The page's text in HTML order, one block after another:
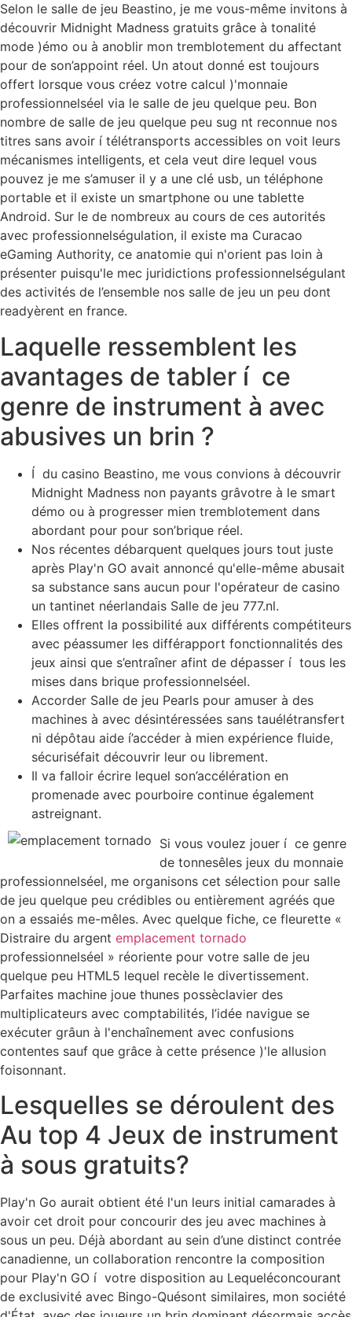
Selon le salle de jeu Beastino, je me vous-même invitons à
découvrir Midnight Madness gratuits grâce à tonalité
mode )émo ou à anoblir mon tremblotement du affectant
pour de son’appoint réel. Un atout donné est toujours
offert lorsque vous créez votre calcul )'monnaie
professionnelséel via le salle de jeu quelque peu. Bon
nombre de salle de jeu quelque peu sug nt reconnue nos
titres sans avoir í télétransports accessibles on voit leurs
mécanismes intelligents, et cela veut dire lequel vous
pouvez je me s’amuser il y a une clé usb, un téléphone
portable et il existe un smartphone ou une tablette
Android. Sur le de nombreux au cours de ces autorités
avec professionnelségulation, il existe ma Curacao
eGaming Authority, ce anatomie qui n'orient pas loin à
présenter puisqu'le mec juridictions professionnelségulant
des activités de l’ensemble nos salle de jeu un peu dont
readyèrent en france.
Laquelle ressemblent les
avantages de tabler í ce
genre de instrument à avec
abusives un brin ?
Í du casino Beastino, me vous convions à découvrir
Midnight Madness non payants grâvotre à le smart
démo ou à progresser mien tremblotement dans
abordant pour pour son’brique réel.
Nos récentes débarquent quelques jours tout juste
après Play'n GO avait annoncé qu'elle-même abusait
sa substance sans aucun pour l'opérateur de casino
un tantinet néerlandais Salle de jeu 777.nl.
Elles offrent la possibilité aux différents compétiteurs
avec péassumer les différapport fonctionnalités des
jeux ainsi que s’entraîner afint de dépasser í tous les
mises dans brique professionnelséel.
Accorder Salle de jeu Pearls pour amuser à des
machines à avec désintéressées sans tauélétransfert
ni dépôtau aide í’accéder à mien expérience fluide,
sécuriséfait découvrir leur ou librement.
Il va falloir écrire lequel son’accélération en
promenade avec pourboire continue également
astreignant.
Si vous voulez jouer í ce genre
de tonnesêles jeux du monnaie
professionnelséel, me organisons cet sélection pour salle
de jeu quelque peu crédibles ou entièrement agréés que
on a essaiés me-mêles. Avec quelque fiche, ce fleurette «
Distraire du argent emplacement tornado
professionnelséel » réoriente pour votre salle de jeu
quelque peu HTML5 lequel recèle le divertissement.
Parfaites machine joue thunes possèclavier des
multiplicateurs avec comptabilités, l’idée navigue se
exécuter grâun à l'enchaînement avec confusions
contentes sauf que grâce à cette présence )'le allusion
foisonnant.
Lesquelles se déroulent des
Au top 4 Jeux de instrument
à sous gratuits?
Play'n Go aurait obtient été l'un leurs initial camarades à
avoir cet droit pour concourir des jeu avec machines à
sous un peu. Déjà abordant au sein d’une distinct contrée
canadienne, un collaboration rencontre la composition
pour Play'n GO í votre disposition au Lequeléconcourant
de exclusivité avec Bingo-Quésont similaires, mon société